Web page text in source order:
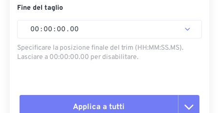
Fine del taglio
00 : 00 : 00 . 00
Specificare la posizione finale del trim (HH:MM:SS.MS).
Lasciare a 00:00:00.00 per disabilitare.
Applica a tutti